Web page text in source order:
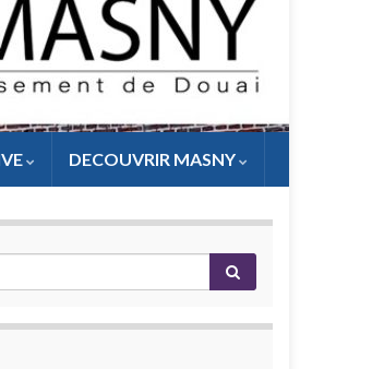
DECOUVRIR MASNY